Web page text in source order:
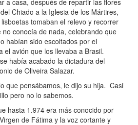
a casa, después de repartir las flores
Chiado a la Iglesia de los Mártires,
tomaban el relevo y recorrer
no conocía de nada, celebrando que
habían sido escoltados por el
el avión que los llevaba a Brasil.
había acabado la dictadura del
de Oliveira Salazar.
que pensábamos, le dijo su hija. Casi
pero no lo sabemos.
hasta 1.974 era más conocido por
de Fátima y la voz cortante y